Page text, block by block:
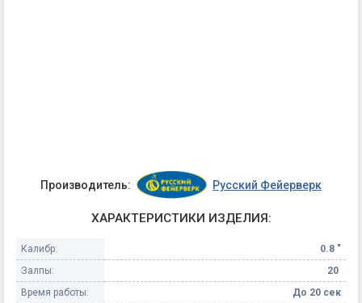
Производитель: Русский Фейерверк
ХАРАКТЕРИСТИКИ ИЗДЕЛИЯ:
Калибр:
0.8 "
Залпы:
20
Время работы:
До 20 сек